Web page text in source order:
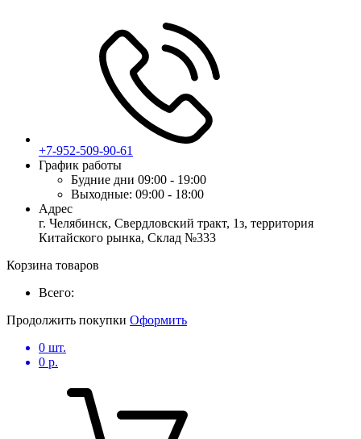
+7-952-509-90-61
График работы
Будние дни 09:00 - 19:00
Выходные: 09:00 - 18:00
Адрес
г. Челябинск, Свердловский тракт, 1з, территория
Китайского рынка, Склад №333
Корзина товаров
Всего:
Продолжить покупки Оформить
0 шт.
0 р.